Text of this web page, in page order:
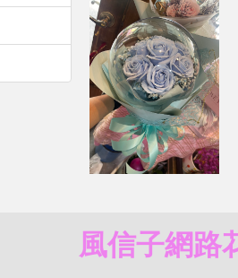
風信子網路